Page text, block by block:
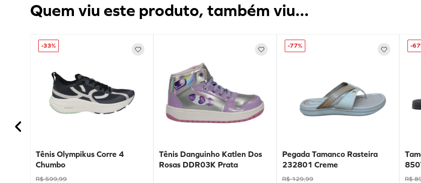
Quem viu este produto, também viu...
-33%
Tênis Olympikus Corre 4
Chumbo
R$ 599,99
Tênis Danguinho Katlen Dos
Rosas DDR03K Prata
-77%
Pegada Tamanco Rasteira
232801 Creme
R$ 129,99
-
R$